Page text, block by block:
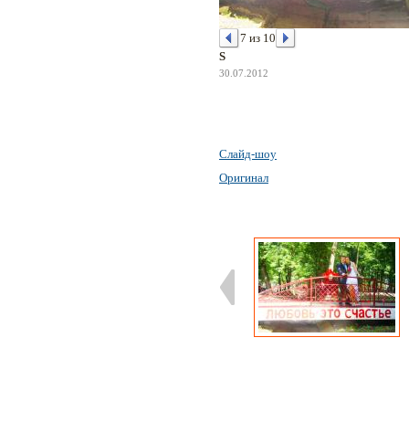
7 из 10
S
30.07.2012
Слайд-шоу
Оригинал